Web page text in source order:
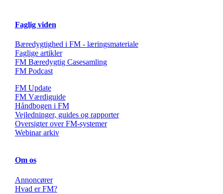
Faglig viden
Bæredygtighed i FM - læringsmateriale
Faglige artikler
FM Bæredygtig Casesamling
FM Podcast
FM Update
FM Værdiguide
Håndbogen i FM
Vejledninger, guides og rapporter
Oversigter over FM-systemer
Webinar arkiv
Om os
Annoncører
Hvad er FM?